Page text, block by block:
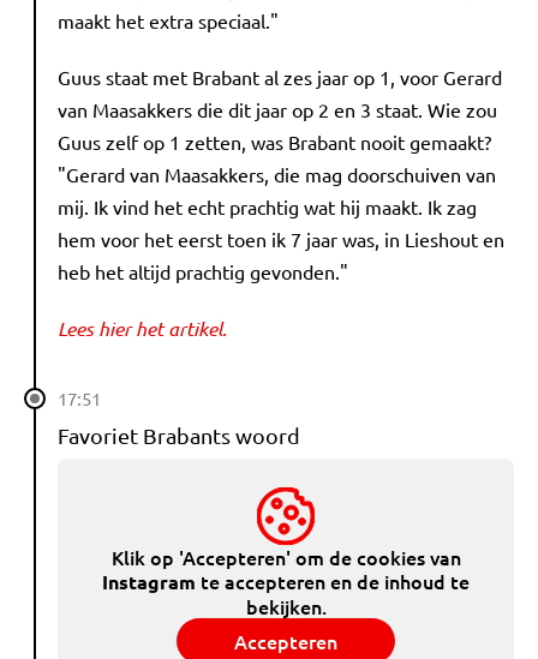
maakt het extra speciaal."
Guus staat met Brabant al zes jaar op 1, voor Gerard
van Maasakkers die dit jaar op 2 en 3 staat. Wie zou
Guus zelf op 1 zetten, was Brabant nooit gemaakt?
"Gerard van Maasakkers, die mag doorschuiven van
mij. Ik vind het echt prachtig wat hij maakt. Ik zag
hem voor het eerst toen ik 7 jaar was, in Lieshout en
heb het altijd prachtig gevonden."
Lees hier het artikel.
17:51
Favoriet Brabants woord
Klik op 'Accepteren' om de cookies van
Instagram te accepteren en de inhoud te
bekijken.
Accepteren